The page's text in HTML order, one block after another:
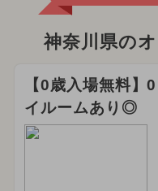
神奈川県の
【0歳入場無料】
イルームあり◎